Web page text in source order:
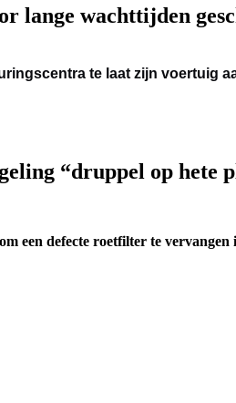
lange wachttijden
te laat zijn voertuig
“druppel op hete
een defecte roetfilter te